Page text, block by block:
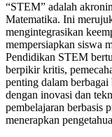
“STEM” adalah
Matematika. Ini
mengintegrasikan
mempersiapkan siswa
Pendidikan STEM
berpikir kritis,
penting dalam
dengan inovasi dan
pembelajaran berbasis
menerapkan